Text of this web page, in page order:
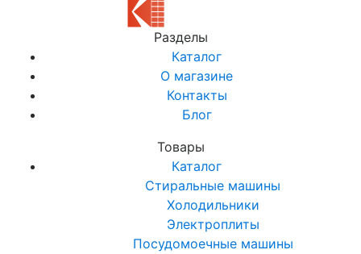
Разделы
Каталог
О магазине
Контакты
Блог
Товары
Каталог
Стиральные машины
Холодильники
Электроплиты
Посудомоечные машины